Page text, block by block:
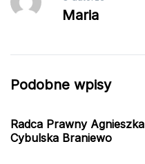
Maria
Podobne wpisy
Radca Prawny Agnieszka
Cybulska Braniewo